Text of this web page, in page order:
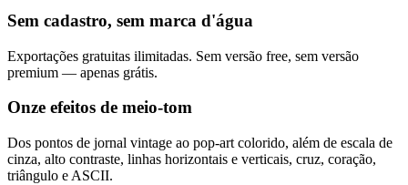
Sem cadastro, sem marca d'água
Exportações gratuitas ilimitadas. Sem versão free, sem versão
premium — apenas grátis.
Onze efeitos de meio-tom
Dos pontos de jornal vintage ao pop-art colorido, além de escala de
cinza, alto contraste, linhas horizontais e verticais, cruz, coração,
triângulo e ASCII.